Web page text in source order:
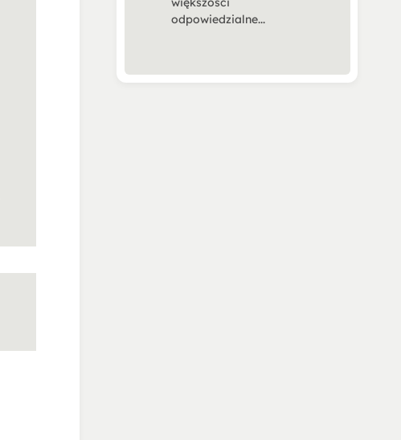
odpowiedzialne...